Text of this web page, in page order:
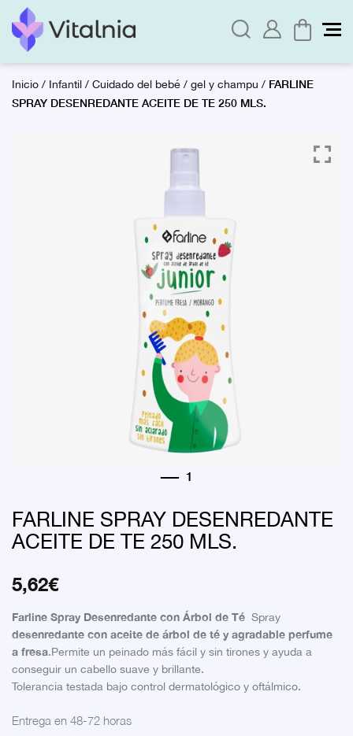
Inicio/ Infantil/Cuidado del bebé/gel y champu / FARLINE
SPRAY DESENREDANTE ACEITE DE TE 250 MLS.
FARLINE SPRAY DESENREDANTE
ACEITE DE TE 250 MLS.
5,62€
Farline Spray Desenredante con Árbol de Té Spray
desenredante con aceite de árbol de té y agradable perfume
a fresa.Permite un peinado más fácil y sin tirones y ayuda a
conseguir un cabello suave y brillante.
Tolerancia testada bajo control dermatológico y oftálmico.
Entrega en 48-72 horas